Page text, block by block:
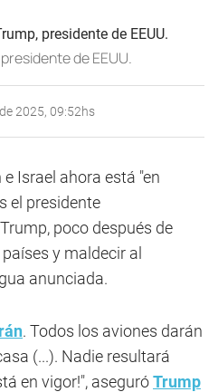
de EEUU.
2025, 09:52hs
Israel ahora está "en
el presidente
poco después de
y maldecir al
anunciada.
. Todos los aviones darán
(...). Nadie resultará
en vigor!", aseguróTrump